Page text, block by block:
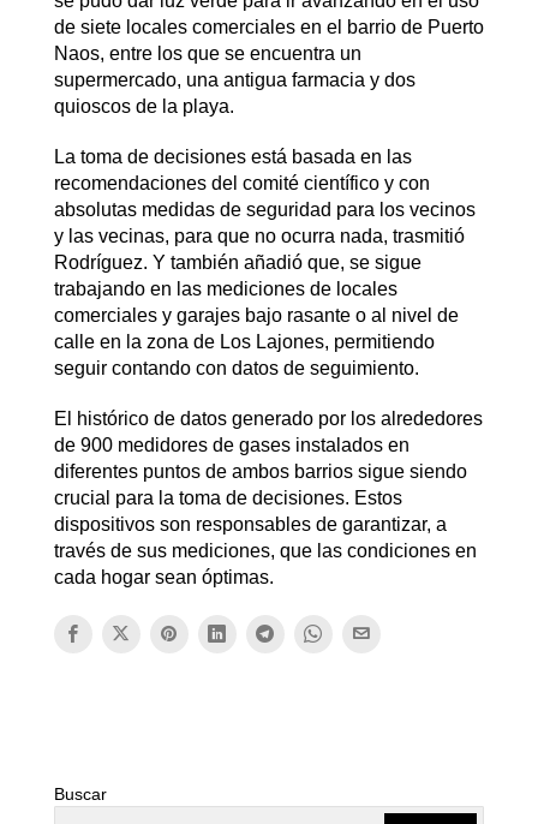
de siete locales comerciales en el barrio de Puerto
Naos, entre los que se encuentra un
supermercado, una antigua farmacia y dos
quioscos de la playa.
La toma de decisiones está basada en las
recomendaciones del comité científico y con
absolutas medidas de seguridad para los vecinos
y las vecinas, para que no ocurra nada, trasmitió
Rodríguez. Y también añadió que, se sigue
trabajando en las mediciones de locales
comerciales y garajes bajo rasante o al nivel de
calle en la zona de Los Lajones, permitiendo
seguir contando con datos de seguimiento.
El histórico de datos generado por los alrededores
de 900 medidores de gases instalados en
diferentes puntos de ambos barrios sigue siendo
crucial para la toma de decisiones. Estos
dispositivos son responsables de garantizar, a
través de sus mediciones, que las condiciones en
cada hogar sean óptimas.
Buscar